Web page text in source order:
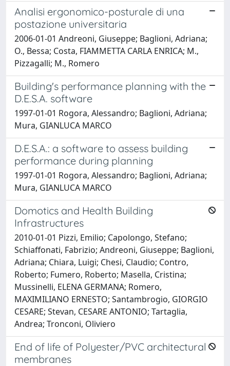
Analisi ergonomico-posturale di una
postazione universitaria
2006-01-01 Andreoni, Giuseppe; Baglioni, Adriana;
O., Bessa; Costa, FIAMMETTA CARLA ENRICA; M.,
Pizzagalli; M., Romero
Building's performance planning with the
D.E.S.A. software
1997-01-01 Rogora, Alessandro; Baglioni, Adriana;
Mura, GIANLUCA MARCO
D.E.S.A.: a software to assess building
performance during planning
1997-01-01 Rogora, Alessandro; Baglioni, Adriana;
Mura, GIANLUCA MARCO
Domotics and Health Building
Infrastructures
2010-01-01 Pizzi, Emilio; Capolongo, Stefano;
Schiaffonati, Fabrizio; Andreoni, Giuseppe; Baglioni,
Adriana; Chiara, Luigi; Chesi, Claudio; Contro,
Roberto; Fumero, Roberto; Masella, Cristina;
Mussinelli, ELENA GERMANA; Romero,
MAXIMILIANO ERNESTO; Santambrogio, GIORGIO
CESARE; Stevan, CESARE ANTONIO; Tartaglia,
Andrea; Tronconi, Oliviero
End of life of Polyester/PVC architectural
membranes